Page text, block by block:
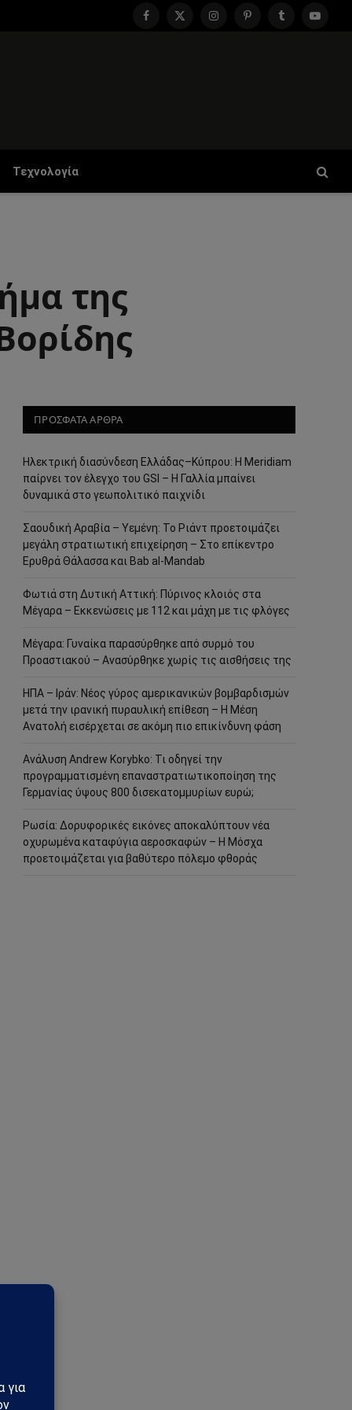
Facebook
X
InstagramPinterestTumblr
Τεχνολογία
της
ΠΡΟΣΦΑΤΑ ΑΡΘΡΑ
Ηλεκτρική διασύνδεση Ελλάδας–Κύπρου: Η Meridiam
παίρνει τον έλεγχο του GSI – Η Γαλλία μπαίνει
δυναμικά στο γεωπολιτικό παιχνίδι
Σαουδική Αραβία – Υεμένη: Το Ριάντ προετοιμάζει
μεγάλη στρατιωτική επιχείρηση – Στο επίκεντρο
Ερυθρά Θάλασσα και Bab al-Mandab
Φωτιά στη Δυτική Αττική: Πύρινος κλοιός στα
Μέγαρα – Εκκενώσεις με 112 και μάχη με τις φλόγες
Μέγαρα: Γυναίκα παρασύρθηκε από συρμό του
Προαστιακού – Ανασύρθηκε χωρίς τις αισθήσεις της
ΗΠΑ – Ιράν: Νέος γύρος αμερικανικών βομβαρδισμών
μετά την ιρανική πυραυλική επίθεση – Η Μέση
Ανατολή εισέρχεται σε ακόμη πιο επικίνδυνη φάση
Ανάλυση Andrew Korybko: Τι οδηγεί την
προγραμματισμένη επαναστρατιωτικοποίηση της
Γερμανίας ύψους 800 δισεκατομμυρίων ευρώ;
Ρωσία: Δορυφορικές εικόνες αποκαλύπτουν νέα
οχυρωμένα καταφύγια αεροσκαφών – Η Μόσχα
προετοιμάζεται για βαθύτερο πόλεμο φθοράς